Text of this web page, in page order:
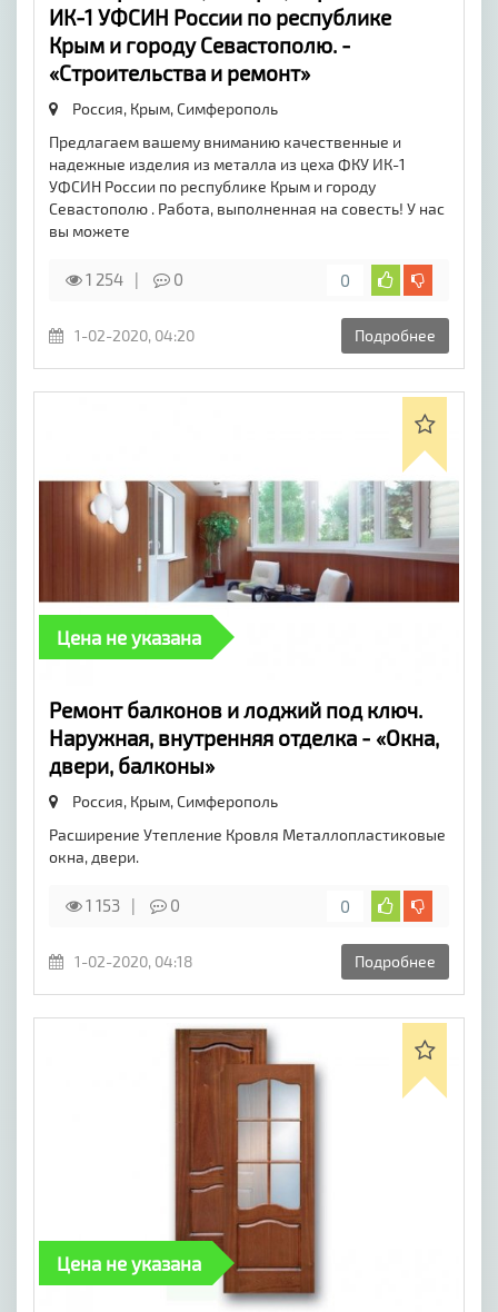
ИК-1 УФСИН России по республике
Крым и городу Севастополю. -
«Строительства и ремонт»
Россия, Крым,Симферополь
Предлагаем вашему вниманию качественные и
надежные изделия из металла из цеха ФКУ ИК-1
УФСИН России по республике Крым и городу
Севастополю . Работа, выполненная на совесть! У нас
вы можете
1 254 0 0
1-02-2020, 04:20 Подробнее
Цена не указана
Ремонт балконов и лоджий под ключ.
Наружная, внутренняя отделка - «Окна,
двери, балконы»
Россия, Крым,Симферополь
Расширение Утепление Кровля Металлопластиковые
окна, двери.
1 153 0 0
1-02-2020, 04:18 Подробнее
Цена не указана